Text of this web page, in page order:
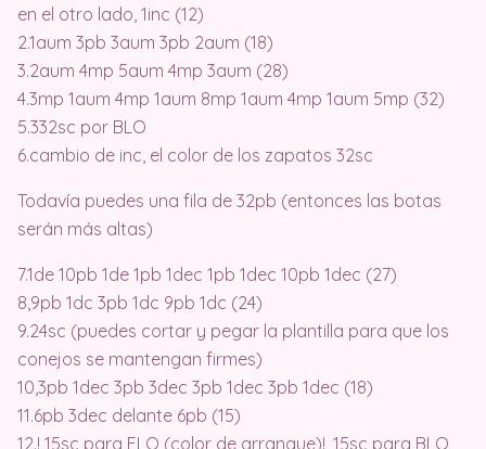
en el otro lado, 1inc (12)
2.1aum 3pb 3aum 3pb 2aum (18)
3.2aum 4mp 5aum 4mp 3aum (28)
4.3mp 1aum 4mp 1aum 8mp 1aum 4mp 1aum 5mp (32)
5.332sc por BLO
6.cambio de inc, el color de los zapatos 32sc
Todavía puedes una fila de 32pb (entonces las botas
serán más altas)
7.1de 10pb 1de 1pb 1dec 1pb 1dec 10pb 1dec (27)
8,9pb 1dc 3pb 1dc 9pb 1dc (24)
9.24sc (puedes cortar y pegar la plantilla para que los
conejos se mantengan firmes)
10,3pb 1dec 3pb 3dec 3pb 1dec 3pb 1dec (18)
11.6pb 3dec delante 6pb (15)
12.! 15sc para FLO (color de arranque)!, 15sc para BLO